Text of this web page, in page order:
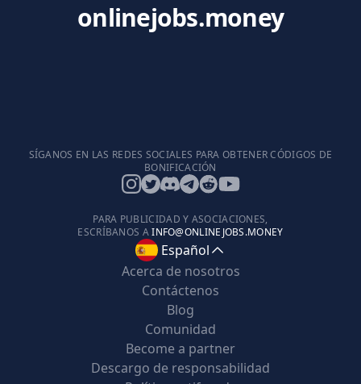
onlinejobs.money
SÍGANOS EN LAS REDES SOCIALES PARA OBTENER CÓDIGOS DE
BONIFICACIÓN
PARA PUBLICIDAD Y ASOCIACIONES,
ESCRÍBANOS AINFO@ONLINEJOBS.MONEY
Español
Acerca de nosotros
Contáctenos
Blog
Comunidad
Become a partner
Descargo de responsabilidad